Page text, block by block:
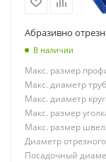
Абразивно
В наличии
Макс. размер
Макс. диаметр
Макс. диаметр
Макс. размер
Макс. размер
Диаметр
Посадочный